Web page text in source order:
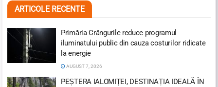
ARTICOLE RECENTE
Primăria Crângurile reduce programul
iluminatului public din cauza costurilor ridicate
la energie
AUGUST 7, 2026
PEȘTERA IALOMIȚEI, DESTINAȚIA IDEALĂ ÎN